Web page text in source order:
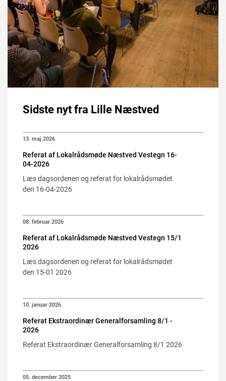
Sidste nyt fra Lille Næstved
13. maj 2026
Referat af Lokalrådsmøde Næstved Vestegn 16-
04-2026
Læs dagsordenen og referat for lokalrådsmødet
den 16-04-2026
08. februar 2026
Referat af Lokalrådsmøde Næstved Vestegn 15/1
2026
Læs dagsordenen og referat for lokalrådsmødet
den 15-01 2026
10. januar 2026
Referat Ekstraordinær Generalforsamling 8/1 -
2026
Referat Ekstraordinær Generalforsamling 8/1 2026
05. december 2025